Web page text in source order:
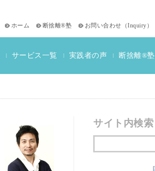
ホーム 断捨離®塾 お問い合わせ （Inquiry ）
| サービス一覧
おススメ書籍
教材一覧
断捨離検定情報
| 実践者の声
断捨離®体験談
動画インタビュー
| 断捨離®塾
サイト内検索